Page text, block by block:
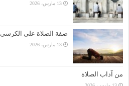
13 مارس، 2026
صفة الصلاة على الكرسي
13 مارس، 2026
من آداب الصلاة